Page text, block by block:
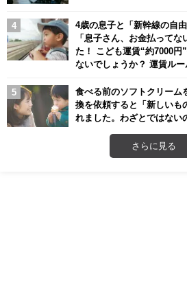
4歳の息子と「新幹線の自
「息子さん、お金払って
た！ こども運賃“約7000円
ないでしょうか？ 運賃ルー
食べる前のソフトクリーム
換を依頼すると「新しいも
れました。わざとではない
さらに見る